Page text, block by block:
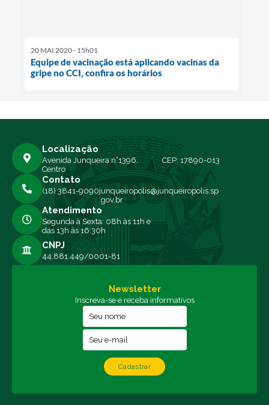
20 MAI 2020 - 15h01
Equipe de vacinação está aplicando vacinas da
gripe no CCI, confira os horários
Localização
Avenida Junqueira n°1396,
Centro
CEP: 17890-013
Contato
(18) 3841-9090junqueiropolis@junqueiropolis.sp
.gov.br
Atendimento
Segunda à Sexta: 08h às 11h e
das 13h às 16:30h
CNPJ
44.881.449/0001-81
Newsletter
Inscreva-se e receba informativos
Cadastrar